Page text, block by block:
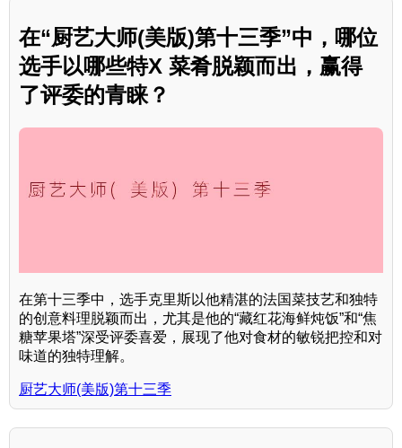
在“厨艺大师(美版)第十三季”中，哪位
选手以哪些特X 菜肴脱颖而出，赢得
了评委的青睐？
在第十三季中，选手克里斯以他精湛的法国菜技艺和独特
的创意料理脱颖而出，尤其是他的“藏红花海鲜炖饭”和“焦
糖苹果塔”深受评委喜爱，展现了他对食材的敏锐把控和对
味道的独特理解。
厨艺大师(美版)第十三季